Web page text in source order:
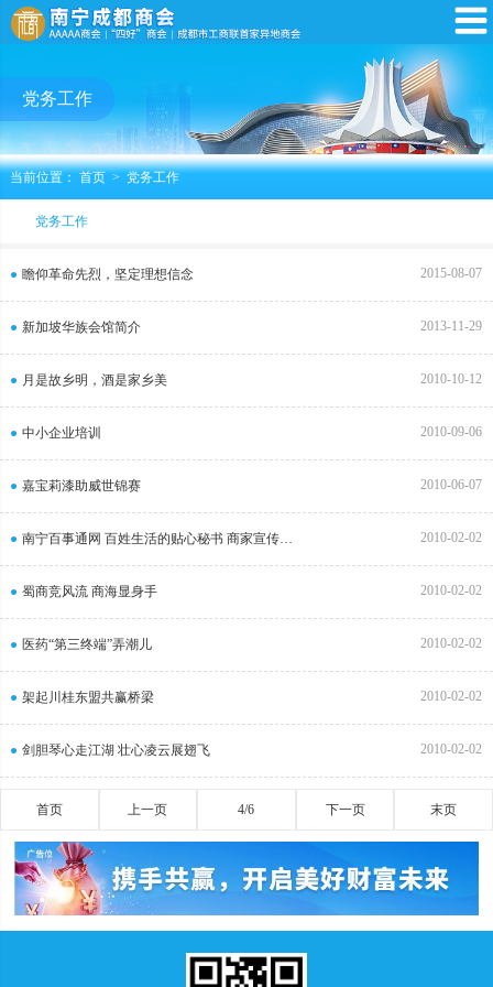
党务工作
当前位置： 首页> 党务工作
党务工作
瞻仰革命先烈，坚定理想信念 2015-08-07
新加坡华族会馆简介 2013-11-29
月是故乡明，酒是家乡美 2010-10-12
中小企业培训 2010-09-06
嘉宝莉漆助威世锦赛 2010-06-07
南宁百事通网 百姓生活的贴心秘书 商家宣传的有效平台 2010-02-02
蜀商竞风流 商海显身手 2010-02-02
医药“第三终端”弄潮儿 2010-02-02
架起川桂东盟共赢桥梁 2010-02-02
剑胆琴心走江湖 壮心凌云展翅飞 2010-02-02
首页 上一页 4/6 下一页 末页